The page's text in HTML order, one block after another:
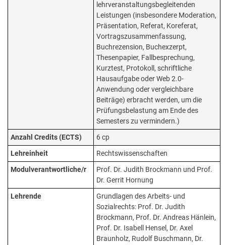
lehrveranstaltungsbegleitenden
Leistungen (insbesondere Moderation,
Präsentation, Referat, Koreferat,
Vortragszusammenfassung,
Buchrezension, Buchexzerpt,
Thesenpapier, Fallbesprechung,
Kurztest, Protokoll, schriftliche
Hausaufgabe oder Web 2.0-
Anwendung oder vergleichbare
Beiträge) erbracht werden, um die
Prüfungsbelastung am Ende des
Semesters zu vermindern.)
Anzahl Credits (ECTS)
6 cp
Lehreinheit
Rechtswissenschaften
Modulverantwortliche/r
Prof. Dr. Judith Brockmann und Prof.
Dr. Gerrit Hornung
Lehrende
Grundlagen des Arbeits- und
Sozialrechts: Prof. Dr. Judith
Brockmann, Prof. Dr. Andreas Hänlein,
Prof. Dr. Isabell Hensel, Dr. Axel
Braunholz, Rudolf Buschmann, Dr.